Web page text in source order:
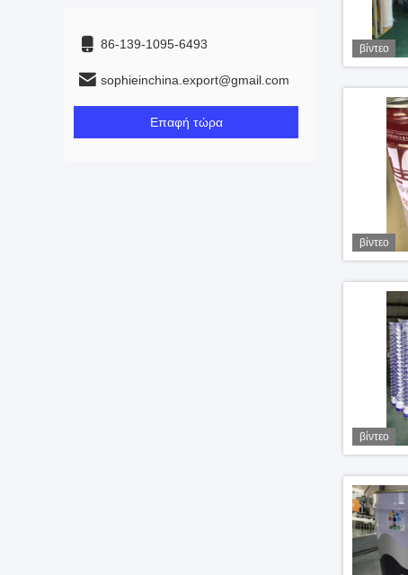
86-139-1095-6493
sophieinchina.export@gmail.com
Επαφή τώρα
βίντεο
βίντεο
βίντεο